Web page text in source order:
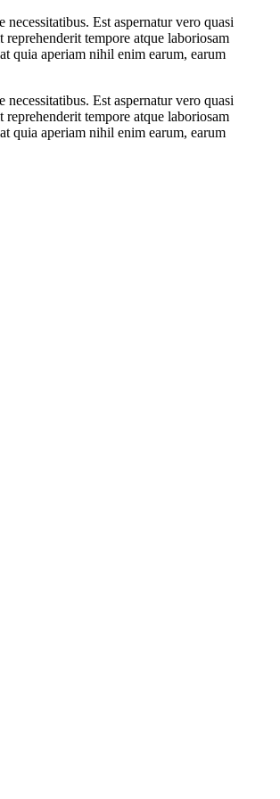
Est aspernatur vero quasi
tempore atque laboriosam
quia aperiam nihil enim earum, earum
Est aspernatur vero quasi
tempore atque laboriosam
quia aperiam nihil enim earum, earum